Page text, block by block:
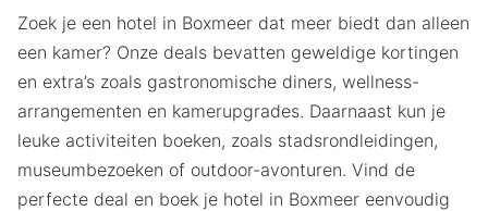
Zoek je een hotel in Boxmeer dat meer biedt dan alleen
een kamer? Onze deals bevatten geweldige kortingen
en extra’s zoals gastronomische diners, wellness-
arrangementen en kamerupgrades. Daarnaast kun je
leuke activiteiten boeken, zoals stadsrondleidingen,
museumbezoeken of outdoor-avonturen. Vind de
perfecte deal en boek je hotel in Boxmeer eenvoudig